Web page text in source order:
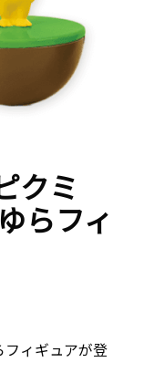
クミ
らフィ
フィギュアが登